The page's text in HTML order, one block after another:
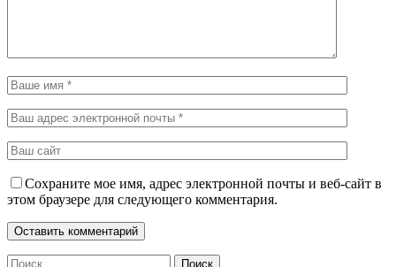
Сохраните мое имя, адрес электронной почты и веб-сайт в
этом браузере для следующего комментария.